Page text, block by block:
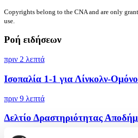
Copyrights belong to the CNA and are only
use.
Ροή ειδήσεων
πριν 2 λεπτά
Ισοπαλία 1-1 για Λίνκολν-
πριν 9 λεπτά
Δελτίο Δραστηριότητας